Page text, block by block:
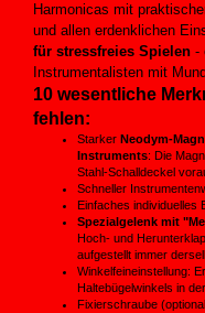
Harmonicas mit
und allen erdenklichen
für stressfreies Spielen -
Instrumentalisten mit
10 wesentliche
fehlen:
Starker Neodym-
Instruments: Die
Stahl-Schalldeckel
Schneller
Einfaches individuelles
Spezialgelenk mit
Hoch- und
aufgestellt immer
Winkelfeineinstellung:
Haltebügelwinkels in
Fixierschraube